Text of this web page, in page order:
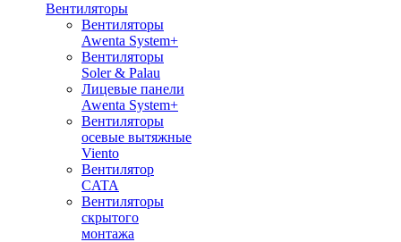
Вентиляторы
Вентиляторы
Awenta System+
Вентиляторы
Soler & Palau
Лицевые панели
Awenta System+
Вентиляторы
осевые вытяжные
Viento
Вентилятор
CATA
Вентиляторы
скрытого
монтажа